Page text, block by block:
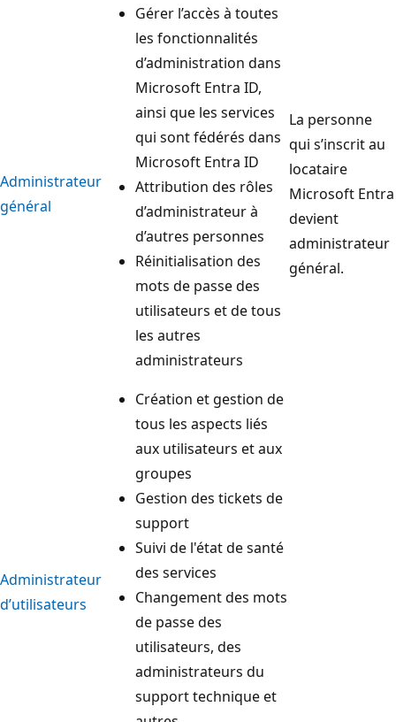
Administrateur
général
Gérer l’accès à toutes
les fonctionnalités
d’administration dans
Microsoft Entra ID,
ainsi que les services
qui sont fédérés dans
Microsoft Entra ID
Attribution des rôles
d’administrateur à
d’autres personnes
Réinitialisation des
mots de passe des
utilisateurs et de tous
les autres
administrateurs
La personne
qui s’inscrit au
locataire
Microsoft Entra
devient
administrateur
général.
Administrateur
d’utilisateurs
Création et gestion de
tous les aspects liés
aux utilisateurs et aux
groupes
Gestion des tickets de
support
Suivi de l'état de santé
des services
Changement des mots
de passe des
utilisateurs, des
administrateurs du
support technique et